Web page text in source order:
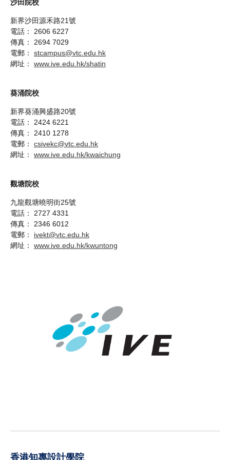
沙田院校
新界沙田源禾路21號
電話： 2606 6227
傳真： 2694 7029
電郵： stcampus@vtc.edu.hk
網址： www.ive.edu.hk/shatin
葵涌院校
新界葵涌興盛路20號
電話： 2424 6221
傳真： 2410 1278
電郵： csivekc@vtc.edu.hk
網址： www.ive.edu.hk/kwaichung
觀塘院校
九龍觀塘曉明街25號
電話： 2727 4331
傳真： 2346 6012
電郵： ivekt@vtc.edu.hk
網址： www.ive.edu.hk/kwuntong
香港知專設計學院